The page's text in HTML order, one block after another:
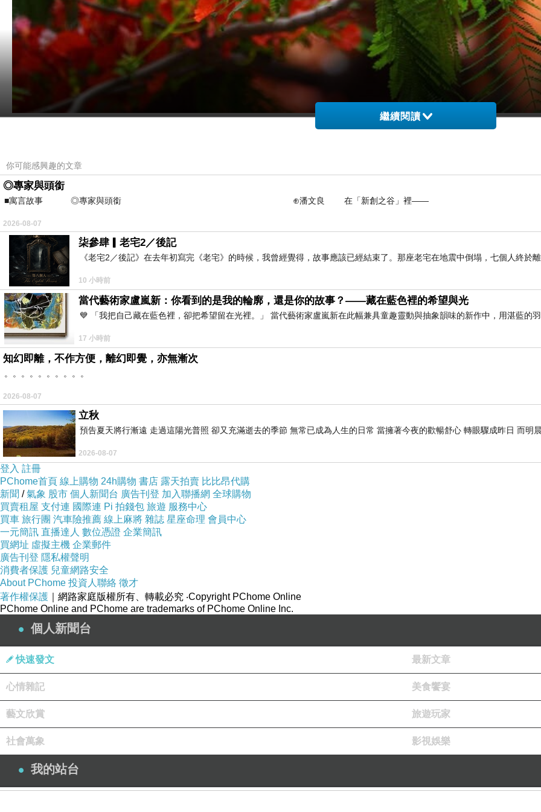
陰涼了幾天，這兩天又熱起來，沒有冷氣的地方都要換上短袖了。澳門的夏天來得越來越急
之前寫過，我是十多年前在羅馬工作時因為生病而學會了喝薑水的。回澳後開始對中醫有興趣
年雨水過後，開始每周一次薑水，喝到大暑那天就停；期間覺得有點熱氣就暫停，受涼了就無論時節
而藏着虛寒，那時候喝薑水，最容易把寒氣推出去。我半信半疑，卻乖乖照做了。一年一年下來，身
堆衣服。加上其他湯水的多年調理，如今那套節奏淡了一些，只剩兩條穩穩留着：有感風寒就喝，大暑
新冠疫情時在家讀《黃帝內經》，才知道朋友的話有古典根據。《素問 · 四氣調神大論》中
得泄，若所愛在外。”夏天的身體本該像花一樣開出去，氣機通泄，毛孔張開；篇末又說“春夏養陽，
治”：夏天陽氣最盛、腠理開泄，正是把體內伏寒逼出來的最好時機。民間版本更直白：“冬吃蘿蔔夏吃
那壺大暑薑水，是我學會用身體感知時節的起點。後來再處理身體別的毛病，反而都順了。我
再了解時節。順序錯了，再對的方法也用不上。
（養好身體 · 七）
文:原載2026年5月14日澳門日報「亂世備忘」專欄
圖: 澳門旅遊局
上一篇：藥材裏的愛
下一篇：祛濕之外 還要養陰
繼續閱讀
你可能感興趣的文章
◎專家與頭銜
■寓言故事 ◎專家與頭銜 ⊕潘文良 在「新創之谷」裡——
2026-08-07
柒參肆▎老宅2／後記
《老宅2／後記》在去年初寫完《老宅》的時候，我曾經覺得，故事應該已經結束了。那座老宅在地震中倒塌，七個人終於
10 小時前
當代藝術家盧嵐新：你看到的是我的輪廓，還是你的故事？——藏在藍色裡的希望與光
💙 「我把自己藏在藍色裡，卻把希望留在光裡。」 當代藝術家盧嵐新在此幅兼具童趣靈動與抽象韻味的新作中，用湛藍的
17 小時前
知幻即離，不作方便，離幻即覺，亦無漸次
。。。。。。。。。。
2026-08-07
立秋
預告夏天將行漸遠 走過這陽光普照 卻又充滿逝去的季節 無常已成為人生的日常 當擁著今夜的歡暢舒心 轉眼驟成昨日 而明
2026-08-07
登入 註冊
PChome首頁 線上購物 24h購物 書店 露天拍賣 比比昂代購
新聞 /氣象 股市 個人新聞台 廣告刊登 加入聯播網 全球購物
買賣租屋 支付連 國際連 Pi 拍錢包 旅遊 服務中心
買車 旅行團 汽車險推薦 線上麻將 雜誌 星座命理 會員中心
一元簡訊 直播達人 數位憑證 企業簡訊
買網址 虛擬主機 企業郵件
廣告刊登 隱私權聲明
消費者保護 兒童網路安全
About PChome 投資人聯絡 徵才
著作權保護 ｜網路家庭版權所有、轉載必究 ‧Copyright PChome Online
PChome Online and PChome are trademarks of PChome Online Inc.
個人新聞台
快速發文 最新文章
心情雜記 美食饗宴
藝文欣賞 旅遊玩家
社會萬象 影視娛樂
我的站台